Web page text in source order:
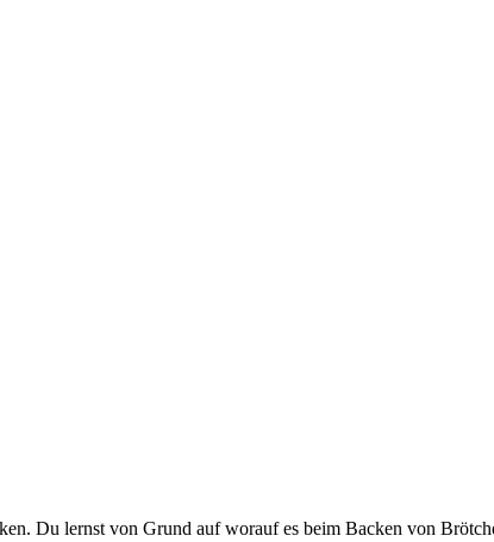
Du lernst von Grund auf worauf es beim Backen von